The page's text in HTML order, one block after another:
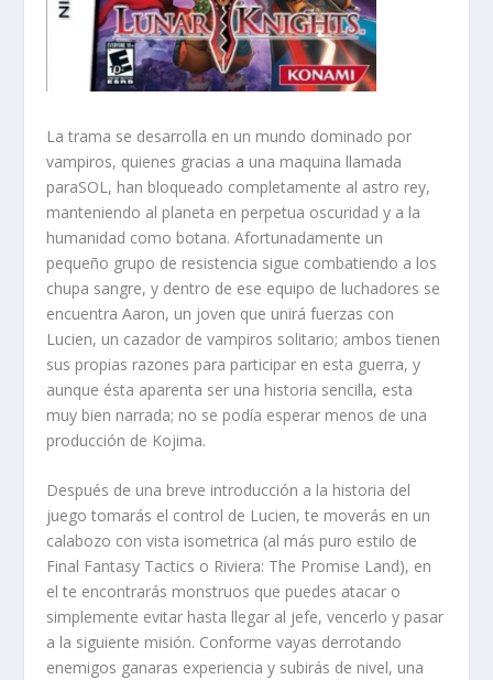
La trama se desarrolla en un mundo dominado por
vampiros, quienes gracias a una maquina llamada
paraSOL, han bloqueado completamente al astro rey,
manteniendo al planeta en perpetua oscuridad y a la
humanidad como botana. Afortunadamente un
pequeño grupo de resistencia sigue combatiendo a los
chupa sangre, y dentro de ese equipo de luchadores se
encuentra Aaron, un joven que unirá fuerzas con
Lucien, un cazador de vampiros solitario; ambos tienen
sus propias razones para participar en esta guerra, y
aunque ésta aparenta ser una historia sencilla, esta
muy bien narrada; no se podía esperar menos de una
producción de Kojima.
Después de una breve introducción a la historia del
juego tomarás el control de Lucien, te moverás en un
calabozo con vista isometrica (al más puro estilo de
Final Fantasy Tactics o Riviera: The Promise Land), en
el te encontrarás monstruos que puedes atacar o
simplemente evitar hasta llegar al jefe, vencerlo y pasar
a la siguiente misión. Conforme vayas derrotando
enemigos ganaras experiencia y subirás de nivel, una